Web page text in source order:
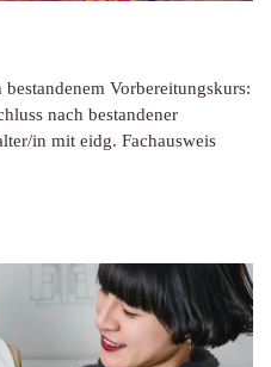
Vorbereitungskurs:
nach bestandener
in mit eidg. Fachausweis